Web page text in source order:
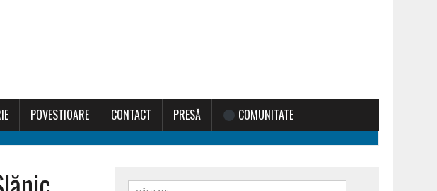
POVESTIOARE CONTACT PRESĂ COMUNITATE